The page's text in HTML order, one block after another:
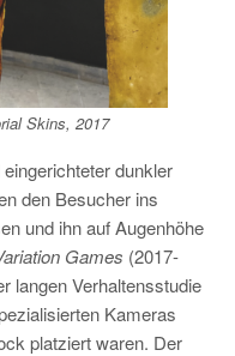
Skins, 2017
dunkler
den Besucher ins
und ihn auf Augenhöhe
Games (2017-
langen Verhaltensstudie
Kameras
platziert waren. Der